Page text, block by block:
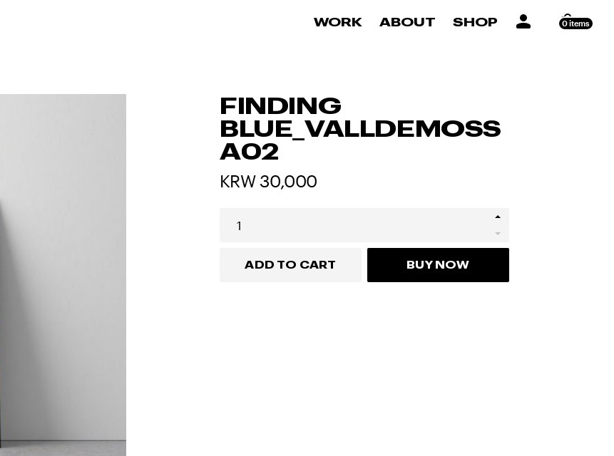
WORK ABOUT SHOP 0 items
FINDING
BLUE_VALLDEMOSS
A02
30,000
ADD TO CART BUY NOW